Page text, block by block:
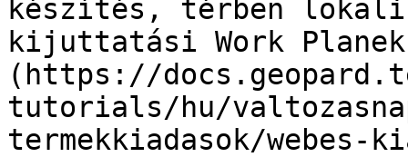
készítés, térben
kijuttatási Work
(https://
tutorials/hu/
termekkiadasok/webes-